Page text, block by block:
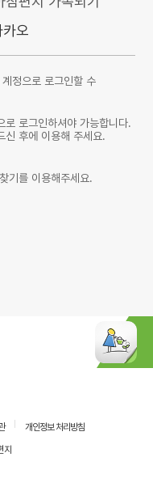
정으로 로그인할 수
로 로그인하셔야 가능합니다.
신 후에 이용해 주세요.
기를 이용해주세요.
개인정보 처리방침